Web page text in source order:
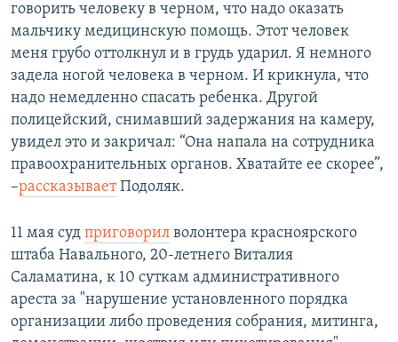
говорить человеку в черном, что надо оказать
мальчику медицинскую помощь. Этот человек
меня грубо оттолкнул и в грудь ударил. Я немного
задела ногой человека в черном. И крикнула, что
надо немедленно спасать ребенка. Другой
полицейский, снимавший задержания на камеру,
увидел это и закричал: “Она напала на сотрудника
правоохранительных органов. Хватайте ее скорее”,
–рассказываетПодоляк.
11 мая суд приговорил волонтера красноярского
штаба Навального, 20-летнего Виталия
Саламатина, к 10 суткам административного
ареста за "нарушение установленного порядка
организации либо проведения собрания, митинга,